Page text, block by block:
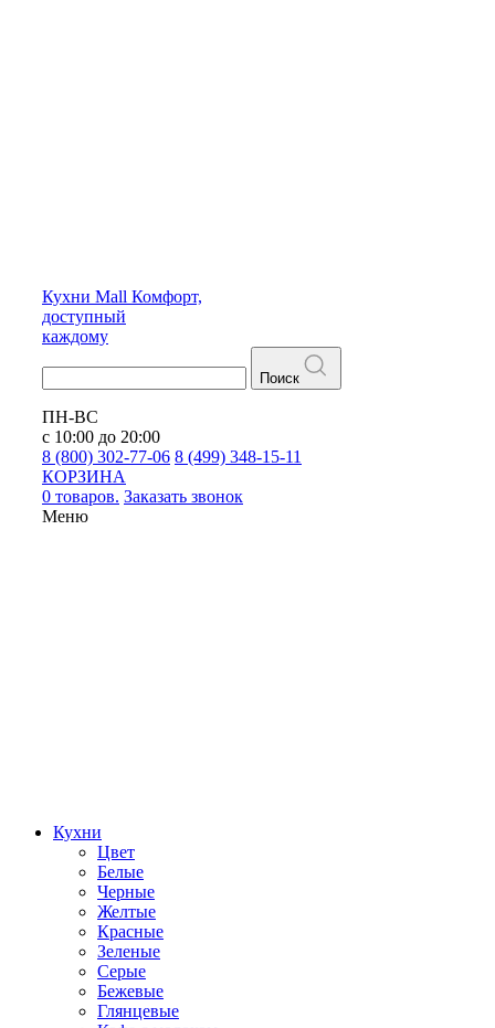
Кухни Mall Комфорт,
доступный
каждому
Поиск
ПН-ВС
с 10:00 до 20:00
8 (800) 302-77-06 8 (499) 348-15-11
КОРЗИНА
0 товаров. Заказать звонок
Меню
Кухни
Цвет
Белые
Черные
Желтые
Красные
Зеленые
Серые
Бежевые
Глянцевые